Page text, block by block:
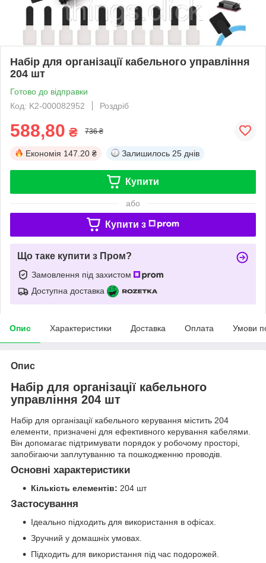
Набір для організації кабельного управління
204 шт
Готово до відправки
Код: K2-000082952
Роздріб
588,80 ₴ 736 ₴
Економія 147.20 ₴ Залишилось 25 днів
Купити
або
Купити з
Що таке купити з Пром?
Замовлення під захистом
Доступна доставка
Опис Характеристики Доставка Оплата Умови
Опис
Набір для організації кабельного
управління 204 шт
Набір для організації кабельного керування містить 204
елементи, призначені для ефективного керування кабелями.
Він допомагає підтримувати порядок у робочому просторі,
запобігаючи заплутуванню та пошкодженню проводів.
Основні характеристики
Кількість елементів: 204 шт
Застосування
Ідеально підходить для використання в офісах.
Зручний у домашніх умовах.
Підходить для використання під час подорожей.